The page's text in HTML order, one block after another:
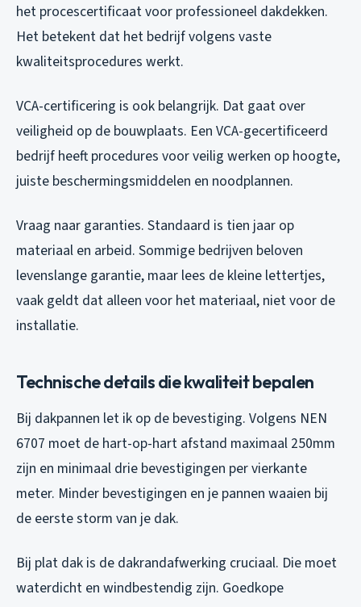
het procescertificaat voor professioneel dakdekken.
Het betekent dat het bedrijf volgens vaste
kwaliteitsprocedures werkt.
VCA-certificering is ook belangrijk. Dat gaat over
veiligheid op de bouwplaats. Een VCA-gecertificeerd
bedrijf heeft procedures voor veilig werken op hoogte,
juiste beschermingsmiddelen en noodplannen.
Vraag naar garanties. Standaard is tien jaar op
materiaal en arbeid. Sommige bedrijven beloven
levenslange garantie, maar lees de kleine lettertjes,
vaak geldt dat alleen voor het materiaal, niet voor de
installatie.
Technische details die kwaliteit bepalen
Bij dakpannen let ik op de bevestiging. Volgens NEN
6707 moet de hart-op-hart afstand maximaal 250mm
zijn en minimaal drie bevestigingen per vierkante
meter. Minder bevestigingen en je pannen waaien bij
de eerste storm van je dak.
Bij plat dak is de dakrandafwerking cruciaal. Die moet
waterdicht en windbestendig zijn. Goedkope